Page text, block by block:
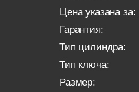
Цена указана за:
Гарантия:
Тип цилиндра:
Тип ключа:
Размер: